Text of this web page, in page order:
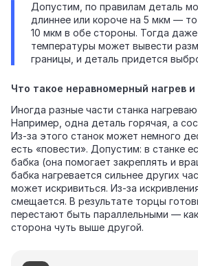
Допустим, по правилам деталь
длиннее или короче на 5 мкм — то
10 мкм в обе стороны. Тогда
температуры может вывести
границы, и деталь придется
Что такое неравномерный нагрев
Иногда разные части станка
Например, одна деталь горячая, а
Из‑за этого станок может немного
есть «повести». Допустим: в станке
бабка (она помогает закреплять и
бабка нагревается сильнее других
может искривиться. Из‑за
смещается. В результате торцы
перестают быть параллельными —
сторона чуть выше другой.